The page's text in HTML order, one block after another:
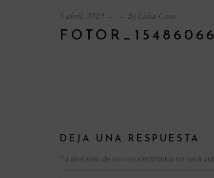
Verano en tu terraza
5 abril, 2019 By Lidia Cano
DEJA UNA RESPUESTA
Tu dirección de correo electrónico no será